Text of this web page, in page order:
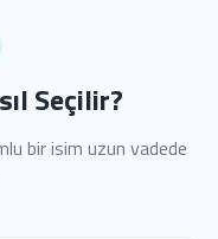
Seçilir?
bir isim uzun vadede